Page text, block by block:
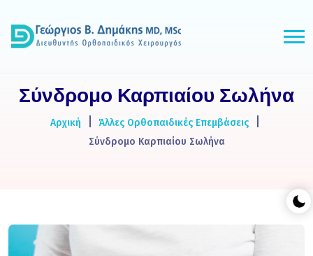
Σύνδρομο Καρπιαίου Σωλήνα
Αρχική
Άλλες Ορθοπαιδικές Επεμβάσεις
Σύνδρομο Καρπιαίου Σωλήνα